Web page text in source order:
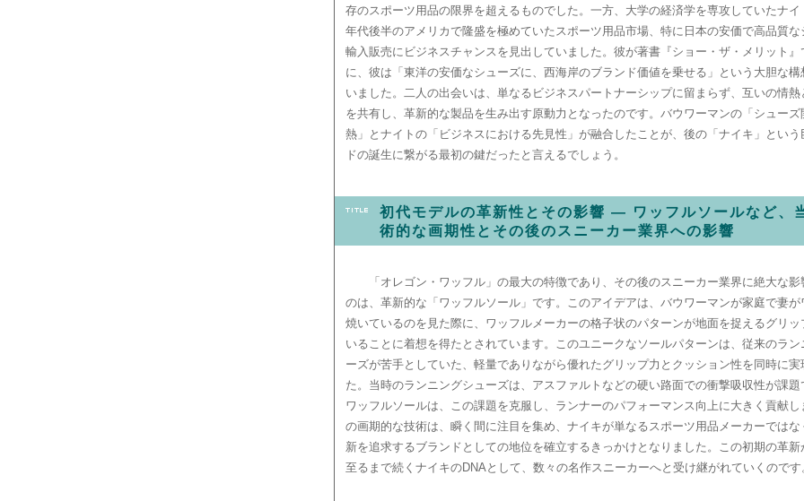
存のスポーツ用品の限界を超えるものでした。一方、大学の経済学を専攻していたナイ
年代後半のアメリカで隆盛を極めていたスポーツ用品市場、特に日本の安価で高品質な
輸入販売にビジネスチャンスを見出していました。彼が著書『ショー・ザ・メリット』
に、彼は「東洋の安価なシューズに、西海岸のブランド価値を乗せる」という大胆な構
いました。二人の出会いは、単なるビジネスパートナーシップに留まらず、互いの情熱
を共有し、革新的な製品を生み出す原動力となったのです。バウワーマンの「シューズ
熱」とナイトの「ビジネスにおける先見性」が融合したことが、後の「ナイキ」という
ドの誕生に繋がる最初の鍵だったと言えるでしょう。
初代モデルの革新性とその影響 — ワッフルソールなど、
術的な画期性とその後のスニーカー業界への影響
「オレゴン・ワッフル」の最大の特徴であり、その後のスニーカー業界に絶大な
のは、革新的な「ワッフルソール」です。このアイデアは、バウワーマンが家庭で妻が
焼いているのを見た際に、ワッフルメーカーの格子状のパターンが地面を捉えるグリッ
いることに着想を得たとされています。このユニークなソールパターンは、従来のラン
ーズが苦手としていた、軽量でありながら優れたグリップ力とクッション性を同時に実
た。当時のランニングシューズは、アスファルトなどの硬い路面での衝撃吸収性が課題
ワッフルソールは、この課題を克服し、ランナーのパフォーマンス向上に大きく貢献し
の画期的な技術は、瞬く間に注目を集め、ナイキが単なるスポーツ用品メーカーではな
新を追求するブランドとしての地位を確立するきっかけとなりました。この初期の革新
至るまで続くナイキのDNAとして、数々の名作スニーカーへと受け継がれていくのです